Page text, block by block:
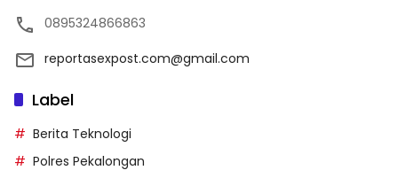
0895324866863
reportasexpost.com@gmail.com
Label
Berita Teknologi
Polres Pekalongan